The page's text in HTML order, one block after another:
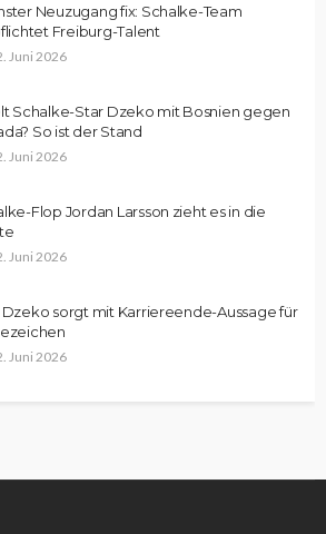
Neuzugang fix: Schalke-Team
Freiburg-Talent
Juni 2026
Schalke-Star Dzeko mit Bosnien gegen
So ist der Stand
Juni 2026
Flop Jordan Larsson zieht es in die
Juni 2026
Dzeko sorgt mit Karriereende-Aussage für
Juni 2026